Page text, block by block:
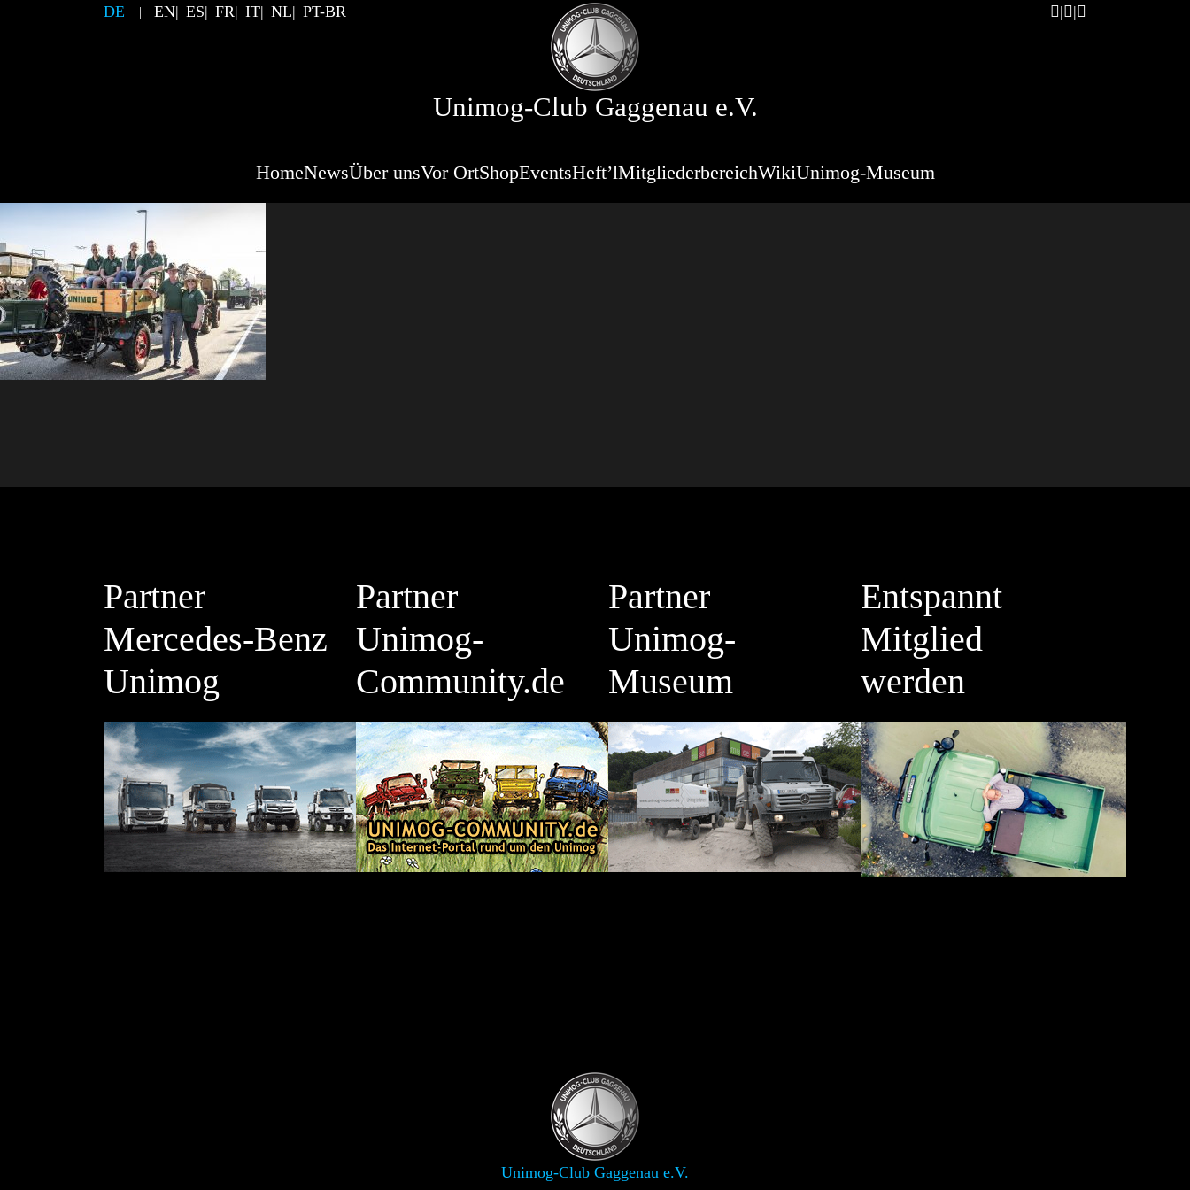
DE EN ES FR IT NL PT-BR
Unimog-Club Gaggenau e.V.
HomeNewsÜber unsVor OrtShopEventsHeft’lMitgliederbereichWikiUnimog-Museum
Partner
Mercedes-Benz
Unimog
Partner
Unimog-
Community.de
Partner
Unimog-
Museum
Entspannt
Mitglied
werden
Unimog-Club Gaggenau e.V.